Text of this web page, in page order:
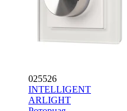
025526
INTELLIGENT
ARLIGHT